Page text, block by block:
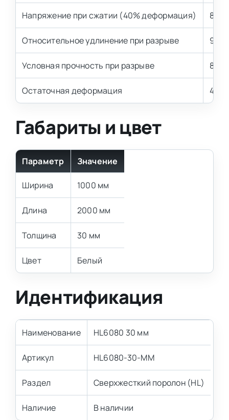
Напряжение при сжатии (40% деформация)
Относительное удлинение при разрыве 90 %
Условная прочность при разрыве 80
Остаточная деформация 4,5
Габариты и цвет
Параметр Значение
Ширина 1000 мм
Длина 2000 мм
Толщина 30 мм
Цвет Белый
Идентификация
Наименование HL6080 30 мм
Артикул HL6080-30-MM
Раздел Сверхжесткий поролон (HL)
Наличие В наличии